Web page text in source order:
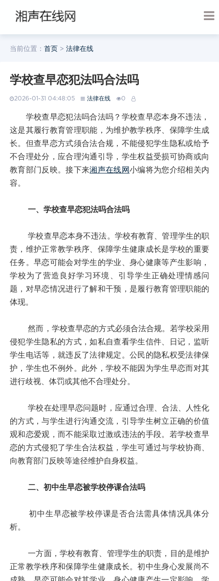
当前位置： 首页 > 法律在线
学校查早恋犯法吗合法吗
2026-01-31 04:48:05 法律在线 0
学校查早恋犯法吗合法吗？学校查早恋本身不违法，
这是其履行教育管理职能，为维护教学秩序、保障学生成
长。但查早恋方式须合法合规，不能侵犯学生隐私或给予
不合理处分，应合理沟通引导，学生权益受损可协商或向
教育部门反映。接下来湘声在线网小编将为您介绍相关内
容。
一、学校查早恋犯法吗合法吗
学校查早恋本身不违法。学校有教育、管理学生的职
责，维护正常教学秩序、保障学生健康成长是学校的重要
任务。早恋可能会对学生的学业、身心健康等产生影响，
学校为了营造良好学习环境、引导学生正确处理情感问
题，对早恋情况进行了解和干预，是履行教育管理职能的
体现。
然而，学校查早恋的方式必须合法合规。若学校采用
侵犯学生隐私的方式，如私自查看学生信件、日记，监听
学生电话等，就违反了法律规定。公民的隐私权受法律保
护，学生也不例外。此外，学校不能因为学生早恋而对其
进行歧视、体罚或其他不合理处分。
学校在处理早恋问题时，应通过合理、合法、人性化
的方式，与学生进行沟通交流，引导学生树立正确的价值
观和恋爱观，而不能采取过激或违法的手段。若学校查早
恋的方式侵犯了学生合法权益，学生可通过与学校协商、
向教育部门反映等途径维护自身权益。
二、初中生早恋被学校停课合法吗
初中生早恋被学校停课是否合法需具体情况具体分
析。
一方面，学校有教育、管理学生的职责，目的是维护
正常教学秩序和保障学生健康成长。初中生身心发展尚不